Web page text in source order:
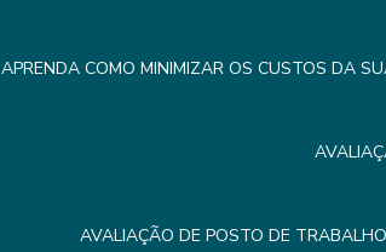
APRENDA COMO MINIMIZAR OS CUSTOS DA
AVALIAÇÃO DE POSTO DE